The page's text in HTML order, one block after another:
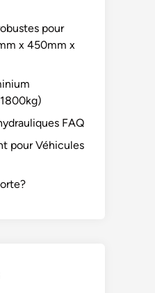
pour
x 450mm x
FAQ
pour Véhicules